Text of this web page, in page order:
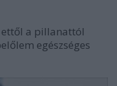
a pillanattól
egészséges